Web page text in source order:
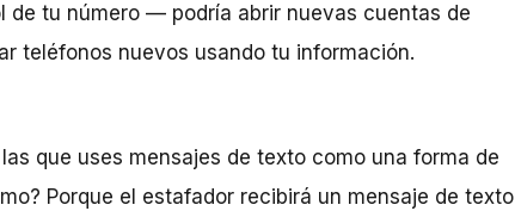
tu número — podría abrir nuevas cuentas de
teléfonos nuevos usando tu información.
que uses mensajes de texto como una forma de
Porque el estafador recibirá un mensaje de texto